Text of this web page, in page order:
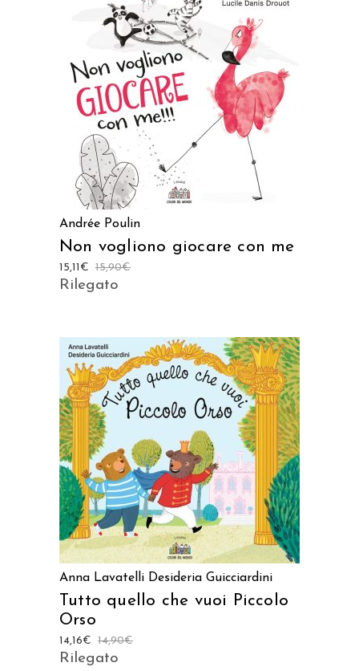
AGGIUNGI AL CARRELLO
Andrée Poulin
Non vogliono giocare con me
15,90€
15,11 €
Rilegato
AGGIUNGI AL CARRELLO
Anna Lavatelli Desideria Guicciardini
Tutto quello che vuoi Piccolo
Orso
14,90€
14,16€
Rilegato